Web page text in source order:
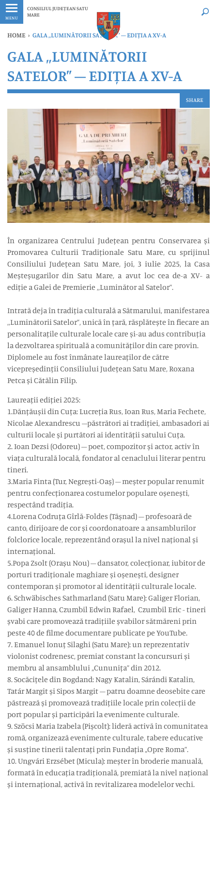
MENU
CONSILIUL JUDEȚEAN SATU
MARE
Ultimele
HOME › GALA „LUMINĂTORII SATELOR” – EDIȚIA A XV-A
GALA „LUMINĂTORII
SATELOR” – EDIȚIA A XV-A
SHARE
În organizarea Centrului Județean pentru Conservarea și
Promovarea Culturii Tradiționale Satu Mare, cu sprijinul
Consiliului Județean Satu Mare, joi, 3 iulie 2025, la Casa
Meșteșugarilor din Satu Mare, a avut loc cea de-a XV- a
ediție a Galei de Premierie ,,Luminător al Satelor”.
Intrată deja în tradiția culturală a Sătmarului, manifestarea
,,Luminătorii Satelor”, unică în țară, răsplătește în fiecare an
personalitațile culturale locale care și-au adus contribuția
la dezvoltarea spirituală a comunităților din care provin.
Diplomele au fost înmânate laureaților de către
vicepreședinții Consiliului Județean Satu Mare, Roxana
Petca și Cătălin Filip.
Laureații ediției 2025:
1.Dănțăușii din Cuța: Lucreția Rus, Ioan Rus, Maria Fechete,
Nicolae Alexandrescu –păstrători ai tradiției, ambasadori ai
culturii locale și purtători ai identității satului Cuța.
2. Ioan Dezsi (Odoreu) – poet, compozitor și actor, activ în
viața culturală locală, fondator al cenaclului literar pentru
tineri.
3.Maria Finta (Tur, Negrești-Oaș) – meșter popular renumit
pentru confecționarea costumelor populare oșenești,
respectând tradiția.
4.Lorena Codruța Gîrlă-Foldes (Tășnad) – profesoară de
canto, dirijoare de cor și coordonatoare a ansamblurilor
folclorice locale, reprezentând orașul la nivel național și
internațional.
5.Popa Zsolt (Orașu Nou) – dansator, colecționar, iubitor de
porturi tradiționale maghiare și oșenești, designer
contemporan și promotor al identității culturale locale.
6. Schwäbisches Sathmarland (Satu Mare): Galiger Florian,
Galiger Hanna, Czumbil Edwin Rafael, Czumbil Eric - tineri
șvabi care promovează tradițiile șvabilor sătmăreni prin
peste 40 de filme documentare publicate pe YouTube.
7. Emanuel Ionuț Silaghi (Satu Mare): un reprezentativ
violonist codrenesc, premiat constant la concursuri și
membru al ansamblului „Cununița” din 2012.
8. Socăcițele din Bogdand: Nagy Katalin, Sárándi Katalin,
Tatár Margit și Sipos Margit – patru doamne deosebite care
păstrează și promovează tradițiile locale prin colecții de
port popular și participări la evenimente culturale.
9. Szöcsi Maria Izabela (Pișcolt): lideră activă în comunitatea
romă, organizează evenimente culturale, tabere educative
și susține tinerii talentați prin Fundația „Opre Roma”.
10. Ungvári Erzsébet (Micula): meșter în broderie manuală,
formată în educația tradițională, premiată la nivel național
și internațional, activă în revitalizarea modelelor vechi.